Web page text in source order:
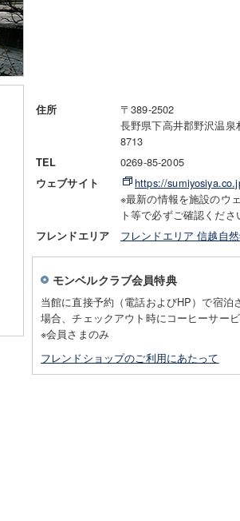
住所
〒389-2502
長野県下高井郡野沢温泉
8713
TEL 0269-85-2005
ウェブサイト
https://
※最新の情報を施設のウ
ト等で必ずご確認くださ
フレンドエリア フレンドエリア 信越自
モンベルクラブ会員特典
当館に直接予約（電話およびHP）で宿泊
場合、チェックアウト時にコーヒーサー
※会員さまのみ
フレンドショップのご利用にあたって